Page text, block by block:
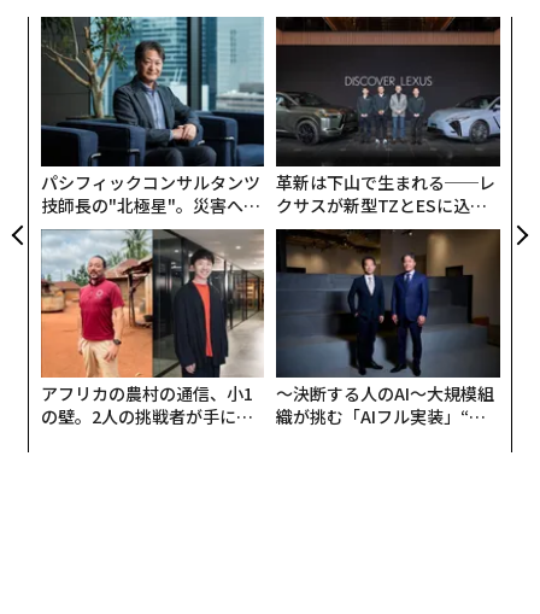
パシフィックコンサルタンツ
技師長の"北極星"。災害への
無力感を乗り越え見つけた、
防災一筋20年の答え
革新は下山で生まれる──レ
クサスが新型TZとESに込め
た「DISCOVER」の哲学
アフリカの農村の通信、小1
の壁。2人の挑戦者が手にし
〜決断する人のAI〜大規模組
織が挑む「AIフル実装」“使